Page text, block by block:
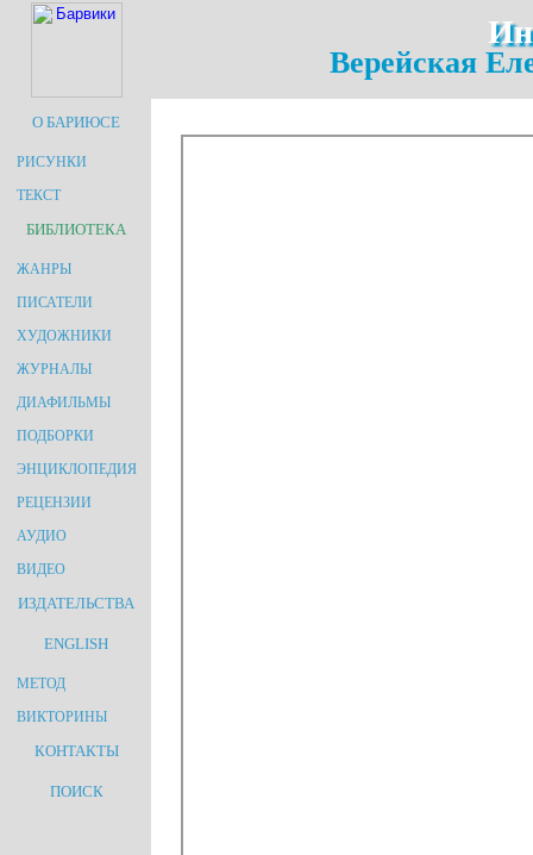
Верейская
О БАРИЮСЕ
РИСУНКИ
ТЕКСТ
БИБЛИОТЕКА
ЖАНРЫ
ПИСАТЕЛИ
ХУДОЖНИКИ
ЖУРНАЛЫ
ДИАФИЛЬМЫ
ПОДБОРКИ
ЭНЦИКЛОПЕДИЯ
РЕЦЕНЗИИ
АУДИО
ВИДЕО
ИЗДАТЕЛЬСТВА
ENGLISH
МЕТОД
ВИКТОРИНЫ
КОНТАКТЫ
ПОИСК